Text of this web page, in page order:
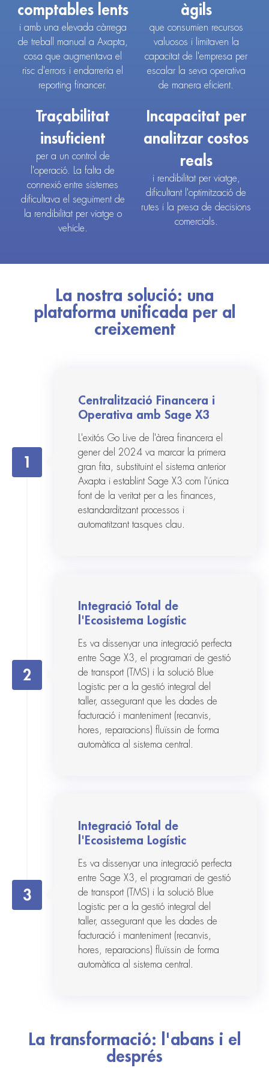
comptables lents
i amb una elevada càrrega
de treball manual a Axapta,
cosa que augmentava el
risc d'errors i endarreria el
reporting financer.
Traçabilitat
insuficient
per a un control de
l'operació. La falta de
connexió entre sistemes
dificultava el seguiment de
la rendibilitat per viatge o
vehicle.
àgils
que consumien recursos
valuosos i limitaven la
capacitat de l'empresa per
escalar la seva operativa
de manera eficient.
Incapacitat per
analitzar costos
reals
i rendibilitat per viatge,
dificultant l'optimització de
rutes i la presa de decisions
comercials.
La nostra solució: una
plataforma unificada per al
creixement
Centralització Financera i
Operativa amb Sage X3
L'exitós Go Live de l'àrea financera el
gener del 2024 va marcar la primera
gran fita, substituint el sistema anterior
Axapta i establint Sage X3 com l'única
font de la veritat per a les finances,
estandarditzant processos i
automatitzant tasques clau.
1
Integració Total de
l'Ecosistema Logístic
Es va dissenyar una integració perfecta
entre Sage X3, el programari de gestió
de transport (TMS) i la solució Blue
Logistic per a la gestió integral del
taller, assegurant que les dades de
facturació i manteniment (recanvis,
hores, reparacions) fluïssin de forma
automàtica al sistema central.
2
Integració Total de
l'Ecosistema Logístic
Es va dissenyar una integració perfecta
entre Sage X3, el programari de gestió
de transport (TMS) i la solució Blue
Logistic per a la gestió integral del
taller, assegurant que les dades de
facturació i manteniment (recanvis,
hores, reparacions) fluïssin de forma
automàtica al sistema central.
3
La transformació: l'abans i el
després